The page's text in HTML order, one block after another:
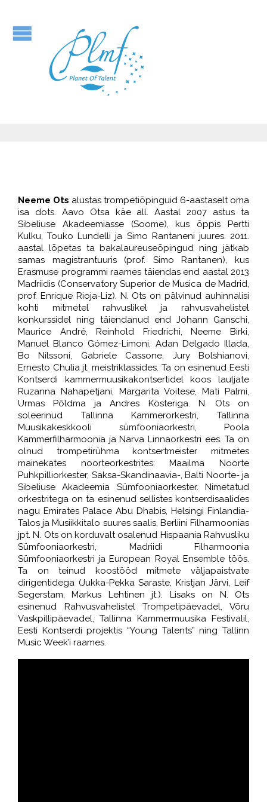
Neeme Ots alustas trompetiõpinguid 6-aastaselt oma
isa dots. Aavo Otsa käe all. Aastal 2007 astus ta
Sibeliuse Akadeemiasse (Soome), kus õppis Pertti
Kulku, Touko Lundelli ja Simo Rantaneni juures. 2011.
aastal lõpetas ta bakalaureuseõpingud ning jätkab
samas magistrantuuris (prof. Simo Rantanen), kus
Erasmuse programmi raames täiendas end aastal 2013
Madriidis (Conservatory Superior de Musica de Madrid,
prof. Enrique Rioja-Liz). N. Ots on pälvinud auhinnalisi
kohti mitmetel rahvuslikel ja rahvusvahelistel
konkurssidel ning täiendanud end Johann Ganschi,
Maurice André, Reinhold Friedrichi, Neeme Birki,
Manuel Blanco Gómez-Limoni, Adan Delgado Illada,
Bo Nilssoni, Gabriele Cassone, Jury Bolshianovi,
Ernesto Chulia jt. meistriklassides. Ta on esinenud Eesti
Kontserdi kammermuusikakontsertidel koos lauljate
Ruzanna Nahapetjani, Margarita Voitese, Mati Palmi,
Urmas Põldma ja Andres Kösteriga. N. Ots on
soleerinud Tallinna Kammerorkestri, Tallinna
Muusikakeskkooli sümfooniaorkestri, Poola
Kammerfilharmoonia ja Narva Linnaorkestri ees. Ta on
olnud trompetirühma kontsertmeister mitmetes
mainekates noorteorkestrites: Maailma Noorte
Puhkpilliorkester, Saksa-Skandinaavia-, Balti Noorte- ja
Sibeliuse Akadeemia Sümfooniaorkester. Nimetatud
orkestritega on ta esinenud sellistes kontserdisaalides
nagu Emirates Palace Abu Dhabis, Helsingi Finlandia-
Talos ja Musiikkitalo suures saalis, Berliini Filharmoonias
jpt. N. Ots on korduvalt osalenud Hispaania Rahvusliku
Sümfooniaorkestri, Madriidi Filharmoonia
Sümfooniaorkestri ja European Royal Ensemble töös.
Ta on teinud koostööd mitmete väljapaistvate
dirigentidega (Jukka-Pekka Saraste, Kristjan Järvi, Leif
Segerstam, Markus Lehtinen jt.). Lisaks on N. Ots
esinenud Rahvusvahelistel Trompetipäevadel, Võru
Vaskpillipäevadel, Tallinna Kammermuusika Festivalil,
Eesti Kontserdi projektis “Young Talents” ning Tallinn
Music Week’i raames.